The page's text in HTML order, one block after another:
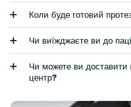
Коли буде готовий
Чи виїжджаєте ви до
Чи можете ви доставити
центр?